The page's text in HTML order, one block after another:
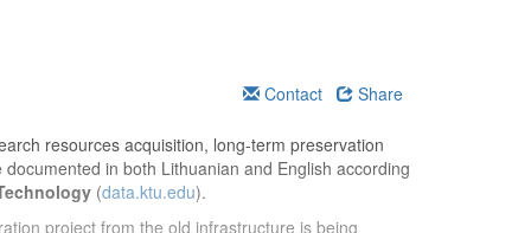
Contact Share
resources acquisition, long-term preservation
in both Lithuanian and English according
(data.ktu.edu).
project from the old infrastructure is being